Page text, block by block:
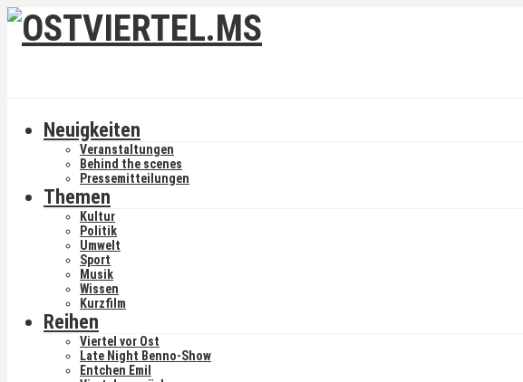
Neuigkeiten
Veranstaltungen
Behind the scenes
Pressemitteilungen
Themen
Kultur
Politik
Umwelt
Sport
Musik
Wissen
Kurzfilm
Reihen
Viertel vor Ost
Late Night Benno-Show
Entchen Emil